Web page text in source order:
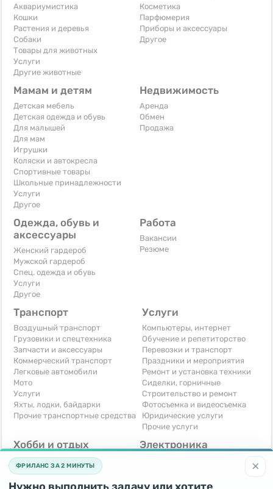
Аквариумистика
Кошки
Растения и деревья
Собаки
Товары для животных
Услуги
Другие животные
Косметика
Парфюмерия
Приборы и аксессуары
Другое
Мамам и детям
Детская мебель
Детская одежда и обувь
Для малышей
Для мам
Игрушки
Коляски и автокресла
Спортивные товары
Школьные принадлежности
Услуги
Другое
Недвижимость
Аренда
Обмен
Продажа
Одежда, обувь и
аксессуары
Женский гардероб
Мужской гардероб
Спец. одежда и обувь
Услуги
Другое
Работа
Вакансии
Резюме
Транспорт
Воздушный транспорт
Грузовики и спецтехника
Запчасти и аксессуары
Коммерческий транспорт
Легковые автомобили
Мото
Услуги
Яхты, лодки, байдарки
Прочие транспортные средства
Услуги
Компьютеры, интернет
Обучение и репетиторство
Перевозки и транспорт
Праздники и мероприятия
Ремонт и установка техники
Сиделки, горничные
Строительство и ремонт
Фотосъемка и видеосъемка
Юридические услуги
Прочие услуги
Хобби и отдых
Книги и журналы
Музыкальные инструменты
Охота и рыбалка
Электроника
×
ФРИЛАНС ЗА 2 МИНУТЫ